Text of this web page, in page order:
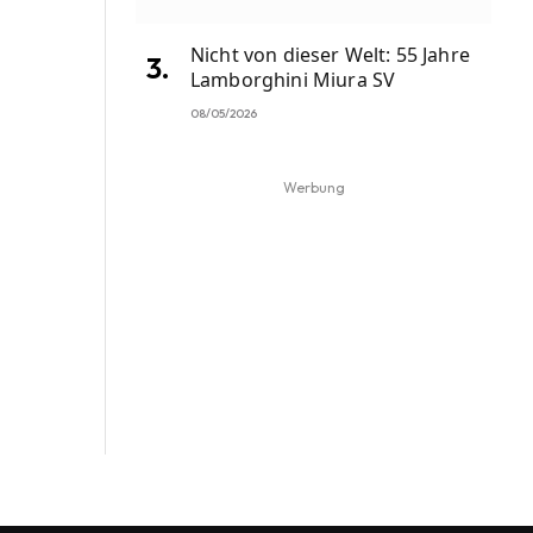
Nicht von dieser Welt: 55 Jahre
Lamborghini Miura SV
08/05/2026
Werbung